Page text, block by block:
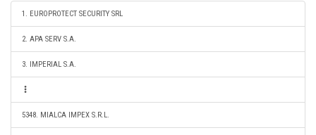
1. EUROPROTECT SECURITY SRL
2. APA SERV S.A.
3. IMPERIAL S.A.
5348. MIALCA IMPEX S.R.L.